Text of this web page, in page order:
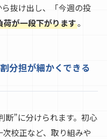
抜け出し、「今週の投
荷が一段下がります。
分担が細かくできる
断”に分けられます。初心
校正など、取り組みや